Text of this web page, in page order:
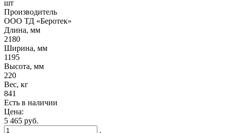
шт
Производитель
ООО ТД «Беротек»
Длина, мм
2180
Ширина, мм
1195
Высота, мм
220
Вес, кг
841
Есть в наличии
Цена:
5 465 руб.
.